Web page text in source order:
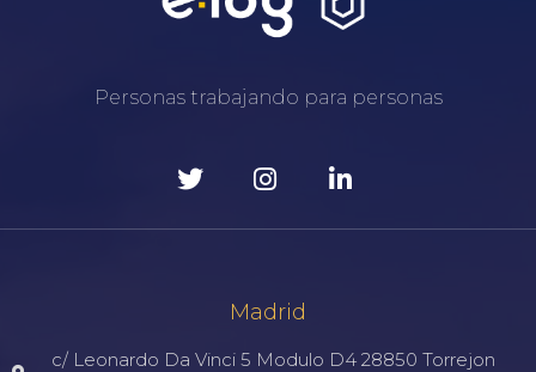
Personas trabajando para personas
Madrid
c/ Leonardo Da Vinci 5 Modulo D4 28850 Torrejon